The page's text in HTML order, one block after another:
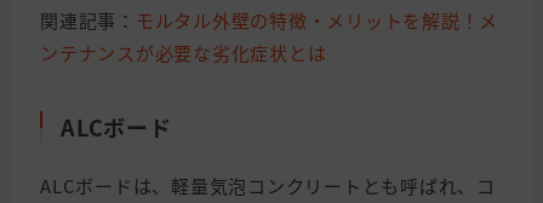
関連記事： モルタル外壁の特徴・メリットを解説！メ
ンテナンスが必要な劣化症状とは
ALCボード
ALCボードは、軽量気泡コンクリートとも呼ばれ、コ